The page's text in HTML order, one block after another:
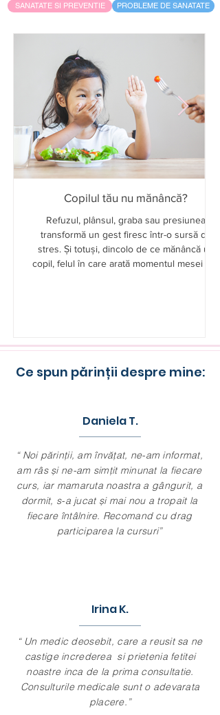
SANATATE SI PREVENTIE PROBLEME DE SANATATE
Copilul tău nu mănâncă?
Refuzul, plânsul, graba sau presiunea
transformă un gest firesc într-o sursă de
stres. Și totuși, dincolo de ce mănâncă un
copil, felul în care arată momentul mesei are
mai mult.
Ce spun părinții despre mine:
Daniela T.
“ Noi părinții, am învățat, ne-am informat,
am râs și ne-am simțit minunat la fiecare
curs, iar mamaruta noastra a gângurit, a
dormit, s-a jucat și mai nou a tropait la
fiecare întâlnire. Recomand cu drag
participarea la cursuri”
Irina K.
“ Un medic deosebit, care a reusit sa ne
castige increderea si prietenia fetitei
noastre inca de la prima consultatie.
Consulturile medicale sunt o adevarata
placere.”